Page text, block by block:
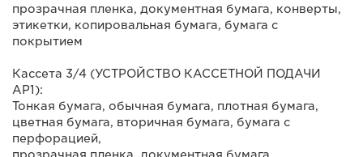
прозрачная пленка, документная бумага, конверты,
этикетки, копировальная бумага, бумага с
покрытием
Кассета 3/4 (УСТРОЙСТВО КАССЕТНОЙ ПОДАЧИ
AP1):
Тонкая бумага, обычная бумага, плотная бумага,
цветная бумага, вторичная бумага, бумага с
перфорацией,
прозрачная пленка, документная бумага